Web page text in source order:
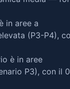
in aree a
(P3-P4),
è in aree
P3), con il